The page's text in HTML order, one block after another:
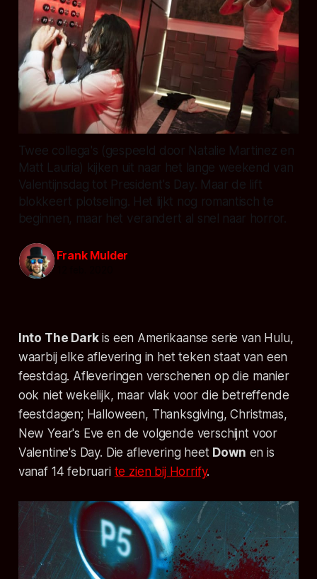
Twee collega's (gespeeld door Natalie Martinez en
Matt Lauria) kijken uit naar het lange weekend van
Valentijnsdag tot President's Day. Maar de lift
blokkeert plotseling. Het lijkt nog romantisch te
beginnen, maar het verandert al snel naar horror.
Frank Mulder
Into The Darkis een Amerikaanse serie van Hulu,
waarbij elke aflevering in het teken staat van een
feestdag. Afleveringen verschenen op die manier
ook niet wekelijk, maar vlak voor die betreffende
feestdagen; Halloween, Thanksgiving, Christmas,
New Year's Eve en de volgende verschijnt voor
Valentine's Day. Die aflevering heet Down en is
vanaf 14 februari te zien bij Horrify.